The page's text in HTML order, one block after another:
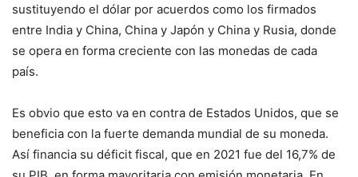
sustituyendo el dólar por acuerdos como los firmados
entre India y China, China y Japón y China y Rusia, donde
se opera en forma creciente con las monedas de cada
país.
Es obvio que esto va en contra de Estados Unidos, que se
beneficia con la fuerte demanda mundial de su moneda.
Así financia su déficit fiscal, que en 2021 fue del 16,7% de